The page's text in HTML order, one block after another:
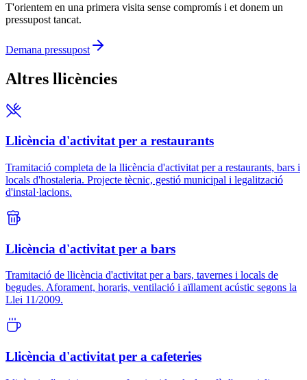
T'orientem en una primera visita sense compromís i et donem un
pressupost tancat.
Demana pressupost
Altres llicències
Llicència d'activitat per a restaurants
Tramitació completa de la llicència d'activitat per a restaurants, bars i
locals d'hostaleria. Projecte tècnic, gestió municipal i legalització
d'instal·lacions.
Llicència d'activitat per a bars
Tramitació de llicència d'activitat per a bars, tavernes i locals de
begudes. Aforament, horaris, ventilació i aïllament acústic segons la
Llei 11/2009.
Llicència d'activitat per a cafeteries